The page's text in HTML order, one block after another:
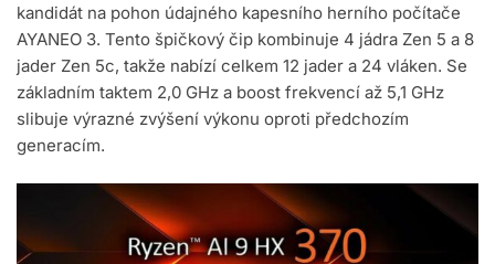
kandidát na pohon údajného kapesního herního počítače
AYANEO 3. Tento špičkový čip kombinuje 4 jádra Zen 5 a 8
jader Zen 5c, takže nabízí celkem 12 jader a 24 vláken. Se
základním taktem 2,0 GHz a boost frekvencí až 5,1 GHz
slibuje výrazné zvýšení výkonu oproti předchozím
generacím.